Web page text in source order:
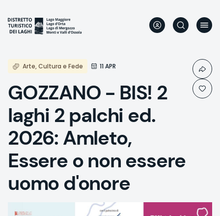
contenu
principal
Arte, Cultura e Fede 11 APR
GOZZANO - BIS! 2
laghi 2 palchi ed.
2026: Amleto,
Essere o non essere
uomo d'onore